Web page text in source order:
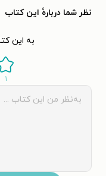
نظر شما دربارهٔ این کتاب
به این
۱